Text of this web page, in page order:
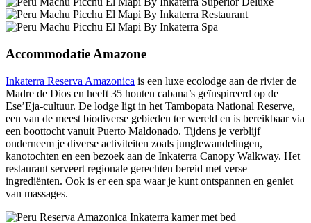
Accommodatie Amazone
Inkaterra Reserva Amazonica is een luxe ecolodge aan de rivier de
Madre de Dios en heeft 35 houten cabana’s geïnspireerd op de
Ese’Eja-cultuur. De lodge ligt in het Tambopata National Reserve,
een van de meest biodiverse gebieden ter wereld en is bereikbaar via
een boottocht vanuit Puerto Maldonado. Tijdens je verblijf
onderneem je diverse activiteiten zoals junglewandelingen,
kanotochten en een bezoek aan de Inkaterra Canopy Walkway. Het
restaurant serveert regionale gerechten bereid met verse
ingrediënten. Ook is er een spa waar je kunt ontspannen en geniet
van massages.